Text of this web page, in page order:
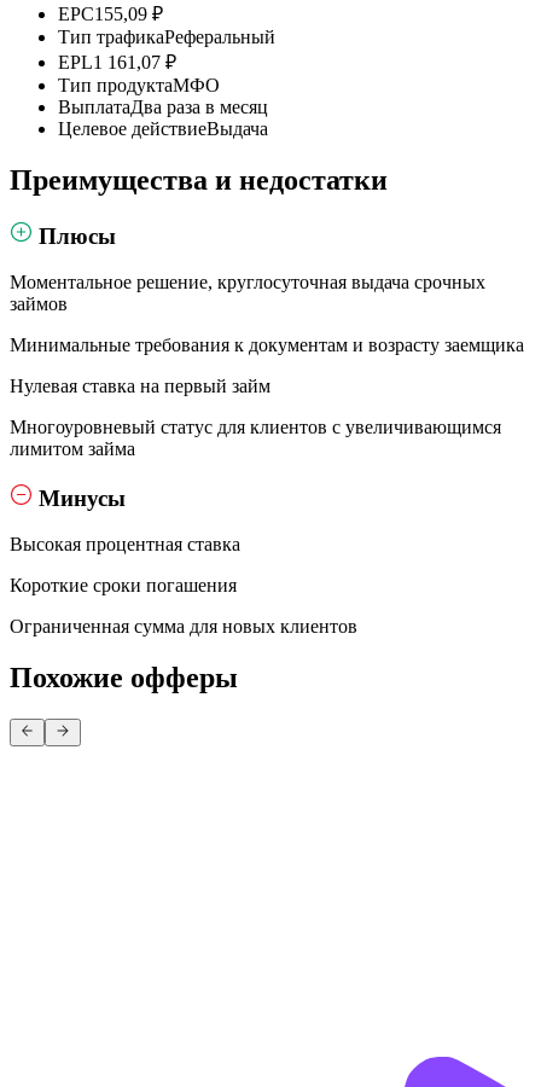
EPC155,09 ₽
Тип трафикаРеферальный
EPL1 161,07 ₽
Тип продуктаМФО
ВыплатаДва раза в месяц
Целевое действиеВыдача
Преимущества и недостатки
Плюсы
Моментальное решение, круглосуточная выдача срочных
займов
Минимальные требования к документам и возрасту заемщика
Нулевая ставка на первый займ
Многоуровневый статус для клиентов с увеличивающимся
лимитом займа
Минусы
Высокая процентная ставка
Короткие сроки погашения
Ограниченная сумма для новых клиентов
Похожие офферы